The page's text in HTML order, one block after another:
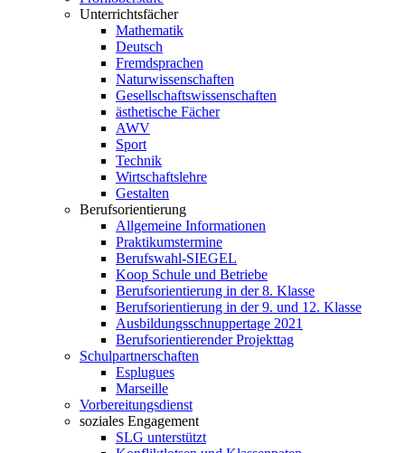
Unterrichtsfächer
Mathematik
Deutsch
Fremdsprachen
Naturwissenschaften
Gesellschaftswissenschaften
ästhetische Fächer
AWV
Sport
Technik
Wirtschaftslehre
Gestalten
Berufsorientierung
Allgemeine Informationen
Praktikumstermine
Berufswahl-SIEGEL
Koop Schule und Betriebe
Berufsorientierung in der 8. Klasse
Berufsorientierung in der 9. und 12. Klasse
Ausbildungsschnuppertage 2021
Berufsorientierender Projekttag
Schulpartnerschaften
Esplugues
Marseille
Vorbereitungsdienst
soziales Engagement
SLG unterstützt